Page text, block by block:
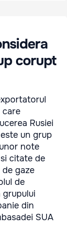
corupt
care
Rusiei
un grup
note
citate de
gaze
de
grupului
din
SUA